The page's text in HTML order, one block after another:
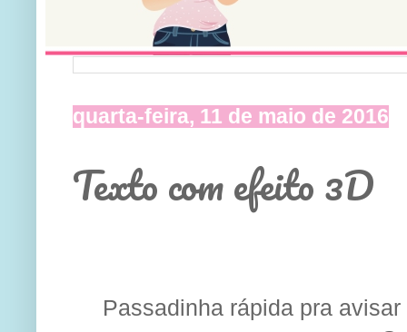
quarta-feira, 11 de maio de 2016
Texto com efeito 3D
Passadinha rápida pra